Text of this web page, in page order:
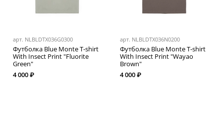
арт. NLBLDTX036G0300
Футболка Blue Monte T-shirt
With Insect Print "Fluorite
Green"
4 000 ₽
арт. NLBLDTX036N0200
Футболка Blue Monte T-shirt
With Insect Print "Wayao
Brown"
4 000 ₽